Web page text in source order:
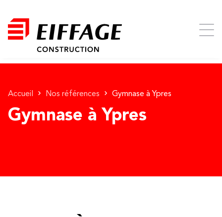
Accueil Nos références Gymnase à Ypres
Gymnase à Ypres